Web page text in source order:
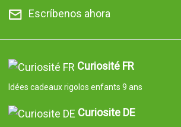
Escríbenos ahora
Curiosité FR
Idées cadeaux rigolos enfants 9 ans
Curiosite DE